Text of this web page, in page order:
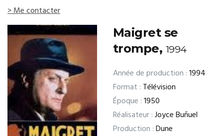
> Me contacter
Maigret se
trompe, 1994
Année de production :1994
Format : Télévision
Époque :1950
Réalisateur :Joyce Buñuel
Production :Dune